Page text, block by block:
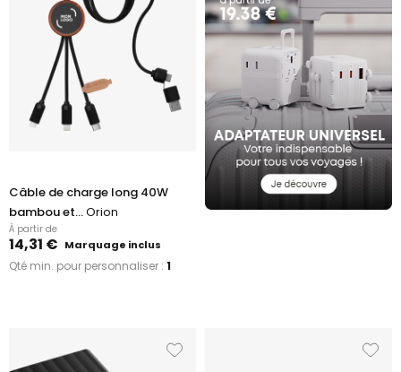
Câble de charge long 40W
bambou et...Orion
À partir de
14,31 € Marquage inclus
Qté min. pour personnaliser : 1